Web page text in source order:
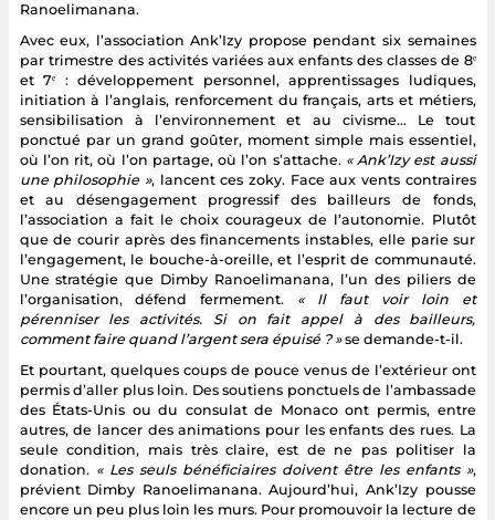
Ranoelimanana.
Avec eux, l’association Ank’Izy propose pendant six semaines
par trimestre des activités variées aux enfants des classes de 8ᵉ
et 7ᵉ : développement personnel, apprentissages ludiques,
initiation à l’anglais, renforcement du français, arts et métiers,
sensibilisation à l’environnement et au civisme… Le tout
ponctué par un grand goûter, moment simple mais essentiel,
où l’on rit, où l’on partage, où l’on s’attache. « Ank’Izy est aussi
une philosophie », lancent ces zoky. Face aux vents contraires
et au désengagement progressif des bailleurs de fonds,
l’association a fait le choix courageux de l’autonomie. Plutôt
que de courir après des financements instables, elle parie sur
l’engagement, le bouche-à-oreille, et l’esprit de communauté.
Une stratégie que Dimby Ranoelimanana, l’un des piliers de
l’organisation, défend fermement. « Il faut voir loin et
pérenniser les activités. Si on fait appel à des bailleurs,
comment faire quand l’argent sera épuisé ? »se demande-t-il.
Et pourtant, quelques coups de pouce venus de l’extérieur ont
permis d’aller plus loin. Des soutiens ponctuels de l’ambassade
des États-Unis ou du consulat de Monaco ont permis, entre
autres, de lancer des animations pour les enfants des rues. La
seule condition, mais très claire, est de ne pas politiser la
donation. « Les seuls bénéficiaires doivent être les enfants »,
prévient Dimby Ranoelimanana. Aujourd’hui, Ank’Izy pousse
encore un peu plus loin les murs. Pour promouvoir la lecture de